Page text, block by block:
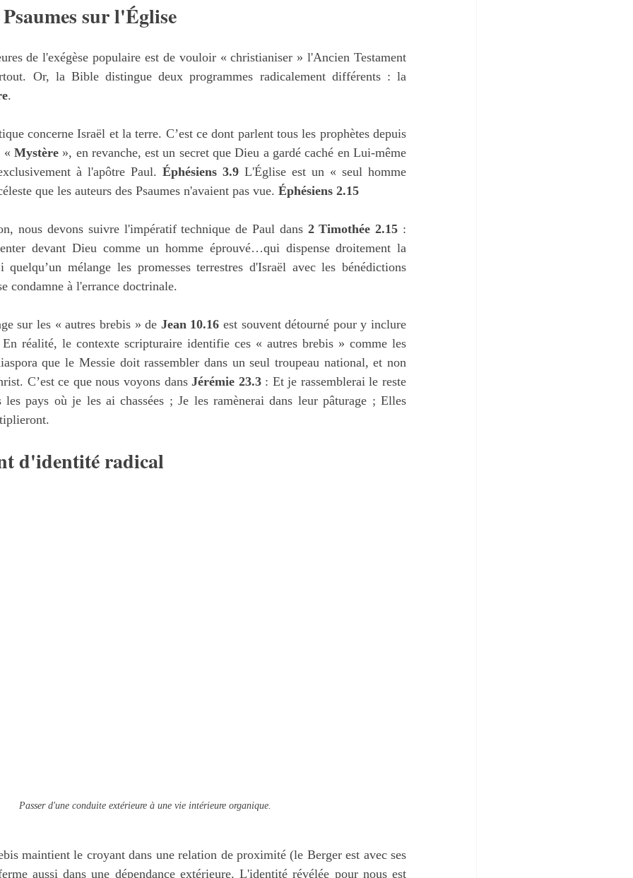
sur l'Église
de l'exégèse populaire est de vouloir « christianiser » l'Ancien Testament
.
concerne Israël et la terre. C’est ce dont parlent tous les prophètes depuis
« Mystère », en revanche, est un secret que Dieu a gardé caché en Lui-même
à l'apôtre Paul. Éphésiens 3.9 L'Église est un « seul homme
que les auteurs des Psaumes n'avaient pas vue. Éphésiens 2.15
nous devons suivre l'impératif technique de Paul dans 2 Timothée 2.15 :
devant Dieu comme un homme éprouvé…qui dispense droitement la
mélange les promesses terrestres d'Israël avec les bénédictions
condamne à l'errance doctrinale.
sur les « autres brebis » de Jean 10.16 est souvent détourné pour y inclure
réalité, le contexte scripturaire identifie ces « autres brebis » comme les
que le Messie doit rassembler dans un seul troupeau national, et non
C’est ce que nous voyons dans Jérémie 23.3 : Et je rassemblerai le reste
les pays où je les ai chassées ; Je les ramènerai dans leur pâturage ; Elles
d'identité radical
Passer d'une conduite extérieure à une vie intérieure organique.
maintient le croyant dans une relation de proximité (le Berger est avec ses
aussi dans une dépendance extérieure. L'identité révélée pour nous est